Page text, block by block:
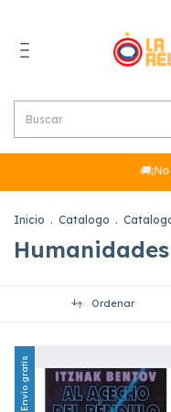
🚚¡No
Inicio . Catalogo .
Humanidades
Ordenar
Envío gratis